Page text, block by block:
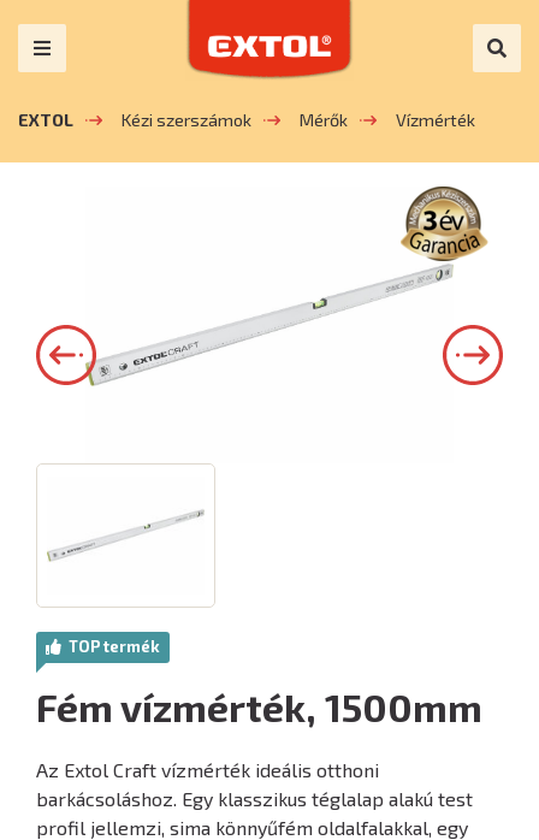
EXTOL Kézi szerszámok Mérők Vízmérték
TOP termék
Fém vízmérték, 1500mm
Az Extol Craft vízmérték ideális otthoni
barkácsoláshoz. Egy klasszikus téglalap alakú test
profil jellemzi, sima könnyűfém oldalfalakkal, egy